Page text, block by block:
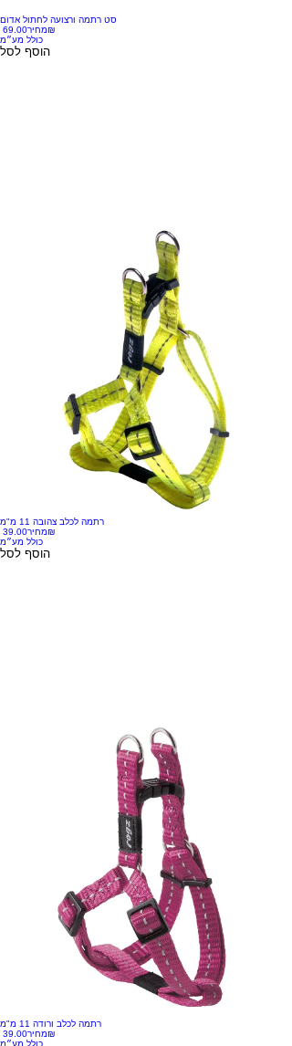
סט רתמה ורצועה לחתול אדום
מחיר‏69.00 ‏₪
כולל מע״מ
הוסף לסל
רתמה לכלב צהובה 11 מ"מ
מחיר‏39.00 ‏₪
כולל מע״מ
הוסף לסל
רתמה לכלב ורודה 11 מ"מ
מחיר‏39.00 ‏₪
כולל מע״מ